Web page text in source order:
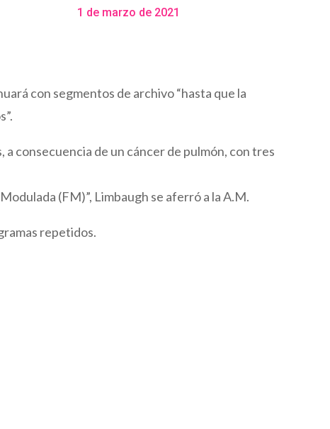
1 de marzo de 2021
con segmentos de archivo “hasta que la
consecuencia de un cáncer de pulmón, con tres
(FM)”, Limbaugh se aferró a la A.M.
repetidos.